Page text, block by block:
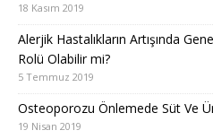
18 Kasım 2019
Alerjik Hastalıkların Artışında
Rolü Olabilir mi?
5 Temmuz 2019
Osteoporozu Önlemede Süt Ve
19 Nisan 2019